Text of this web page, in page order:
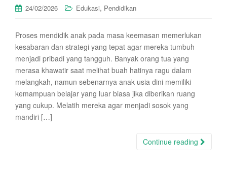
24/02/2026 Edukasi, Pendidikan
Proses mendidik anak pada masa keemasan memerlukan
kesabaran dan strategi yang tepat agar mereka tumbuh
menjadi pribadi yang tangguh. Banyak orang tua yang
merasa khawatir saat melihat buah hatinya ragu dalam
melangkah, namun sebenarnya anak usia dini memiliki
kemampuan belajar yang luar biasa jika diberikan ruang
yang cukup. Melatih mereka agar menjadi sosok yang
mandiri […]
Continue reading